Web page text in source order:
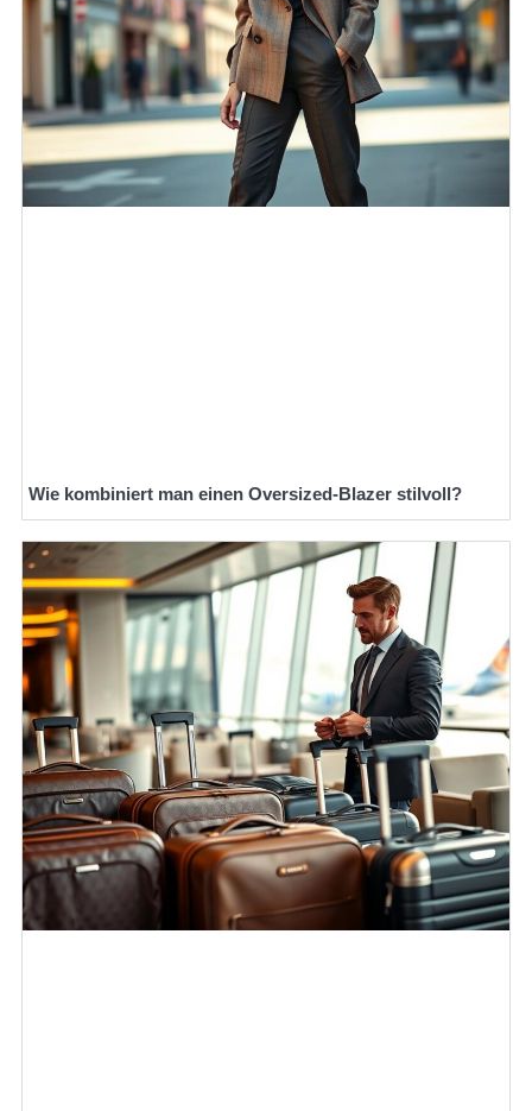
Wie kombiniert man einen Oversized-Blazer stilvoll?